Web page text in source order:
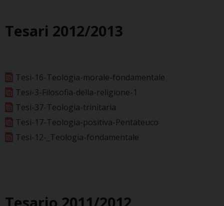
Tesari 2012/2013
Tesi-16-Teologia-morale-fondamentale
Tesi-3-Filosofia-della-religione-1
Tesi-37-Teologia-trinitaria
Tesi-17-Teologia-positiva-Pentateuco
Tesi-12-_Teologia-fondamentale